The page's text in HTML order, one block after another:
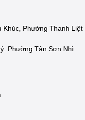
Khúc, Phường Thanh Liệt
Phường Tân Sơn Nhì